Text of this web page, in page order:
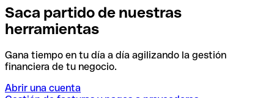
Saca partido de nuestras
herramientas
Gana tiempo en tu día a día agilizando la gestión
financiera de tu negocio.
Abrir una cuenta